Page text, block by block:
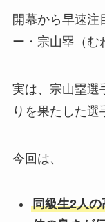
開幕から早速注
ー・宗山塁（む
実は、宗山塁選
りを果たした選
今回は、
同級生2人